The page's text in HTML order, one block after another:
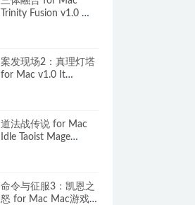
Trinity Fusion v1.0 中
案发现场2：真理灯塔
for Mac v1.0 It
文原生版
道法战传说 for Mac
Idle Taoist Mage
命令与征服3：凯恩之
怒 for Mac Mac游戏